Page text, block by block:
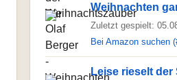
Weihnachten
Zuletzt gespielt:
Bei Amazon suchen
Leise rieselt der